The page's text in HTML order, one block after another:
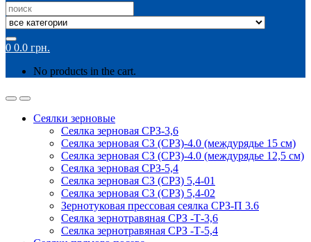
Search
for:
0 0.0 грн.
No products in the cart.
Сеялки зерновые
Сеялка зерновая СРЗ-3,6
Сеялка зерновая СЗ (СРЗ)-4.0 (междурядье 15 см)
Сеялка зерновая СЗ (СРЗ)-4.0 (междурядье 12,5 см)
Сеялка зерновая СРЗ-5,4
Сеялка зерновая СЗ (СРЗ) 5,4-01
Сеялка зерновая СЗ (СРЗ) 5,4-02
Зернотуковая прессовая сеялка СРЗ-П 3.6
Сеялка зернотравяная СРЗ -Т-3,6
Сеялка зернотравяная СРЗ -Т-5,4